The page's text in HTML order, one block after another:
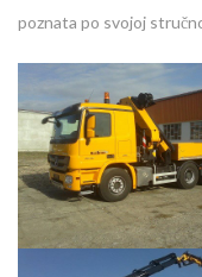
poznata po svojoj